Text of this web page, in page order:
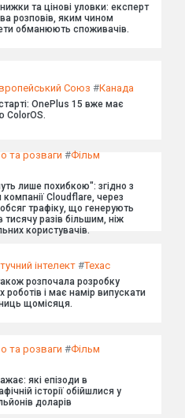
та цінові уловки: експерт
розповів, яким чином
обманюють споживачів.
Союз #Канада
OnePlus 15 вже має
ColorOS.
та розваги #Фільм
лише похибкою": згідно з
Cloudflare, через
трафіку, що генерують
тисячу разів більшим, ніж
користувачів.
інтелект#Техас
розпочала розробку
роботів і має намір випускати
щомісяця.
та розваги #Фільм
які епізоди в
історії обійшлися у
доларів